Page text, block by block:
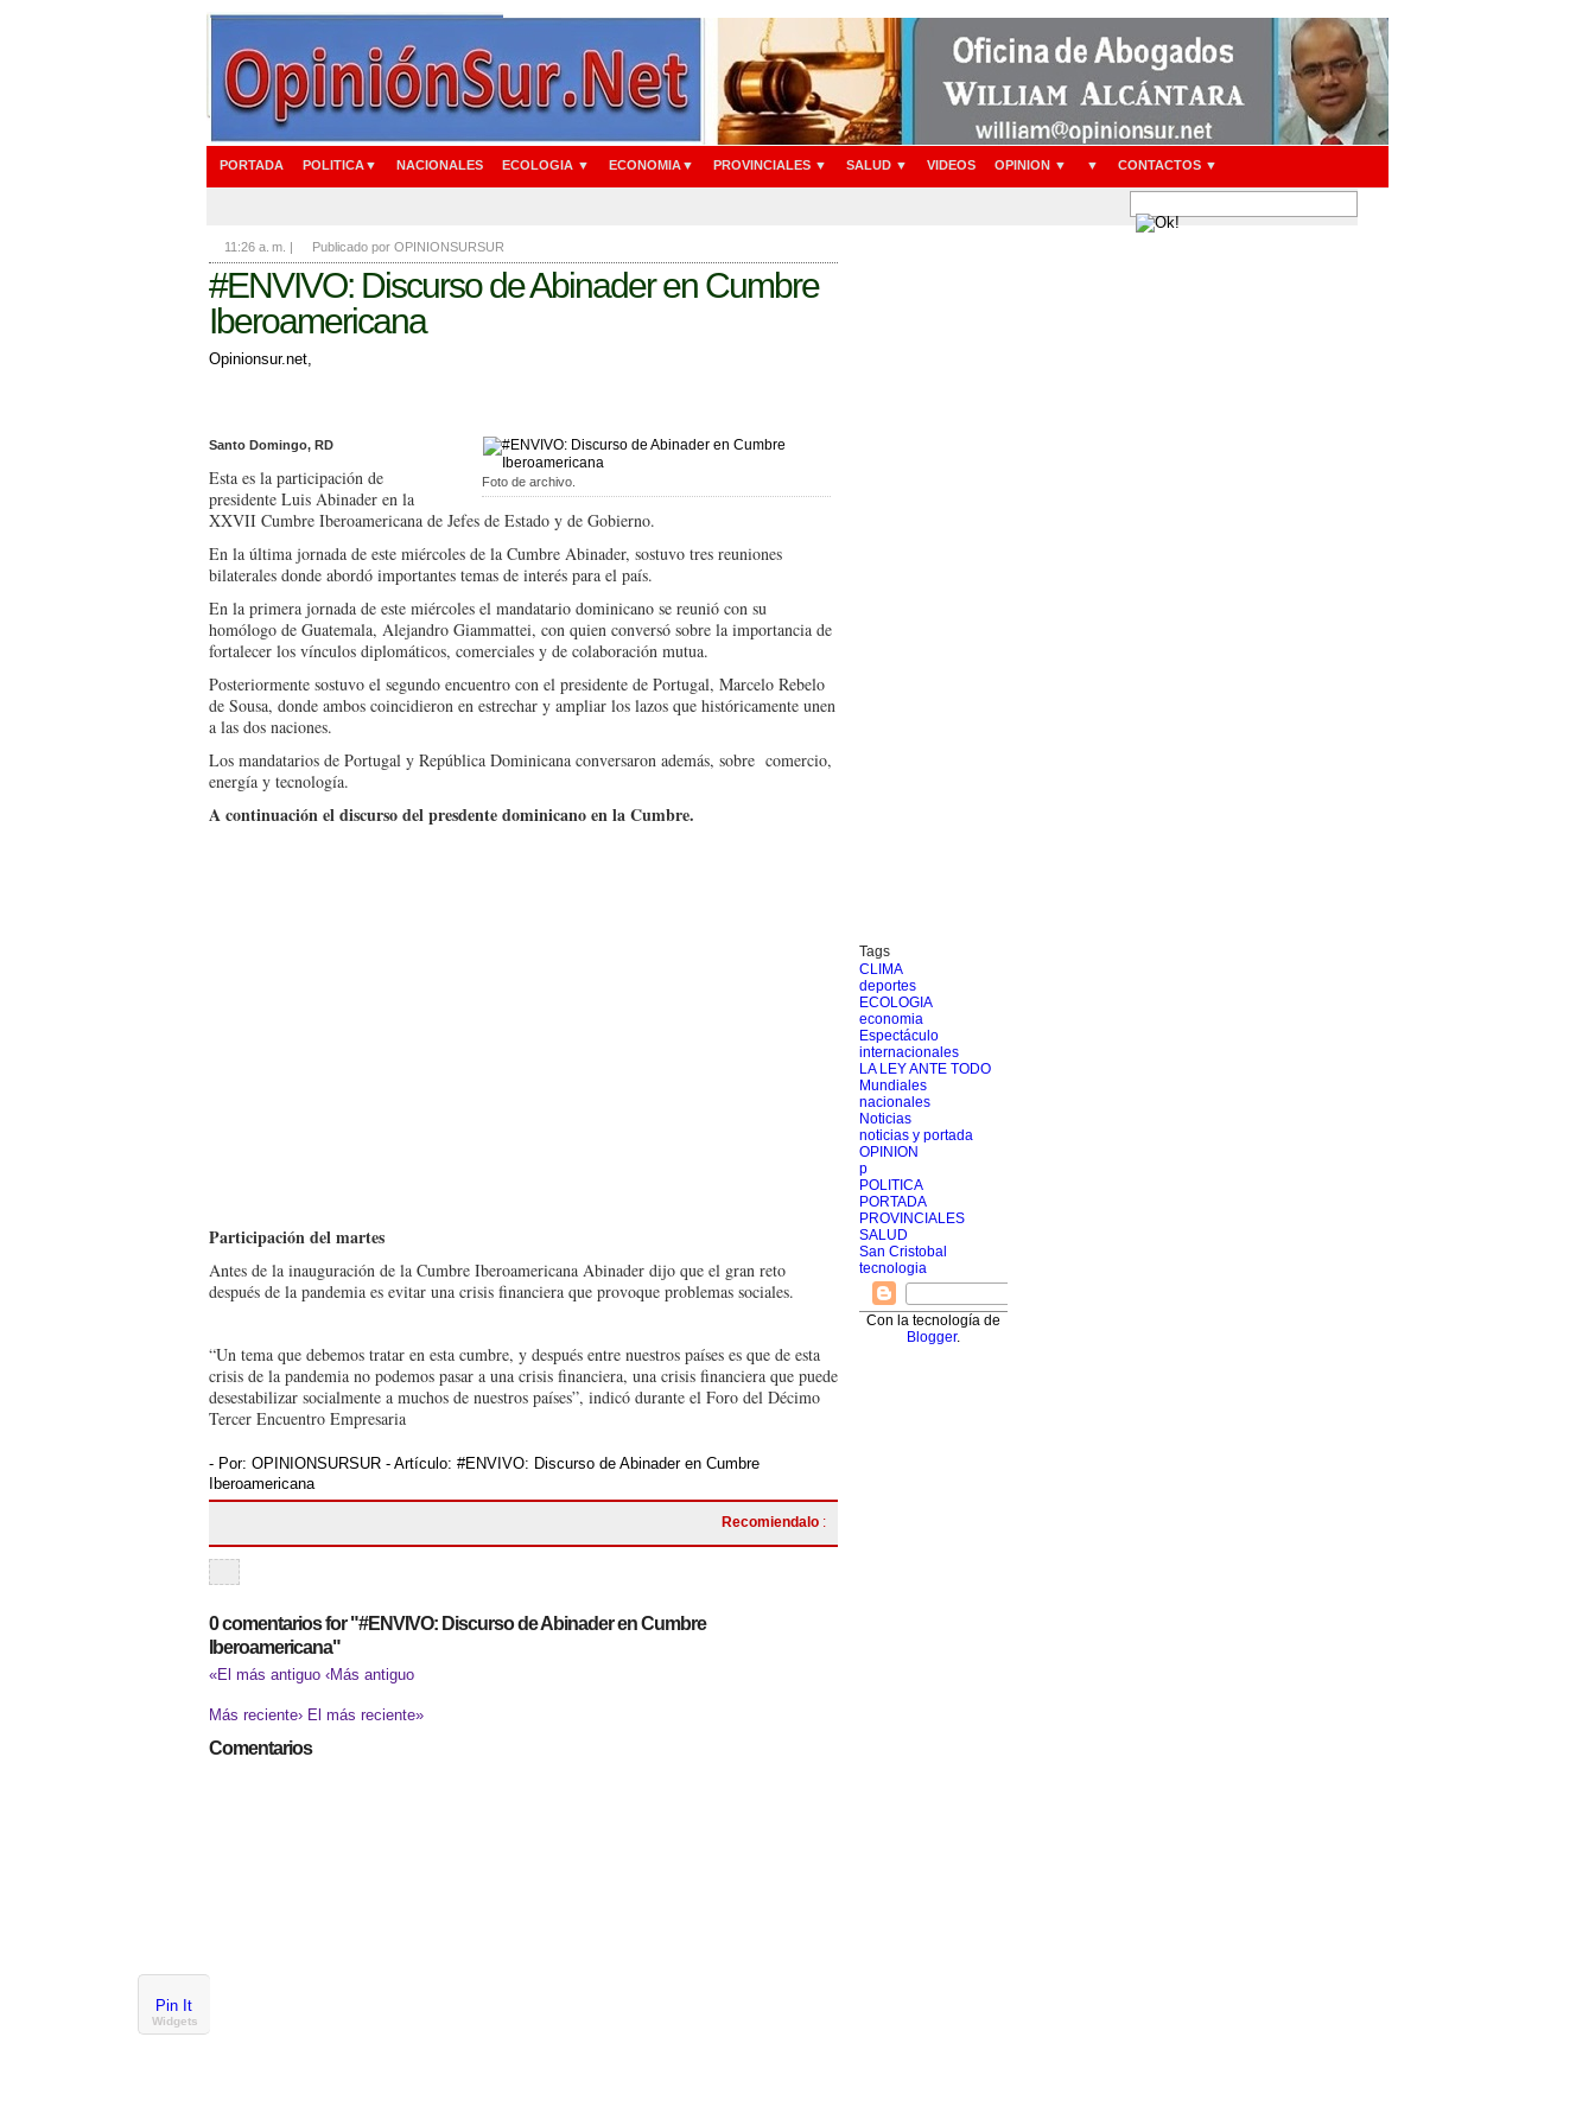
PORTADA POLITICA▼ NACIONALES ECOLOGIA ▼ ECONOMIA▼ PROVINCIALES ▼ SALUD ▼ VIDEOS OPINION ▼ ▼ CONTACTOS ▼
Pin It
Widgets
11:26 a. m. | Publicado por OPINIONSURSUR
#ENVIVO: Discurso de Abinader en Cumbre
Iberoamericana
Opinionsur.net,
Foto de archivo.
Santo Domingo, RD
Esta es la participación de
presidente Luis Abinader en la
XXVII Cumbre Iberoamericana de Jefes de Estado y de Gobierno.
En la última jornada de este miércoles de la Cumbre Abinader, sostuvo tres reuniones
bilaterales donde abordó importantes temas de interés para el país.
En la primera jornada de este miércoles el mandatario dominicano se reunió con su
homólogo de Guatemala, Alejandro Giammattei, con quien conversó sobre la importancia de
fortalecer los vínculos diplomáticos, comerciales y de colaboración mutua.
Posteriormente sostuvo el segundo encuentro con el presidente de Portugal, Marcelo Rebelo
de Sousa, donde ambos coincidieron en estrechar y ampliar los lazos que históricamente unen
a las dos naciones.
Los mandatarios de Portugal y República Dominicana conversaron además, sobre comercio,
energía y tecnología.
A continuación el discurso del presdente dominicano en la Cumbre.
Participación del martes
Antes de la inauguración de la Cumbre Iberoamericana Abinader dijo que el gran reto
después de la pandemia es evitar una crisis financiera que provoque problemas sociales.
“Un tema que debemos tratar en esta cumbre, y después entre nuestros países es que de esta
crisis de la pandemia no podemos pasar a una crisis financiera, una crisis financiera que puede
desestabilizar socialmente a muchos de nuestros países”, indicó durante el Foro del Décimo
Tercer Encuentro Empresaria
- Por: OPINIONSURSUR - Artículo: #ENVIVO: Discurso de Abinader en Cumbre
Iberoamericana
Recomiendalo :
0 comentarios for "#ENVIVO: Discurso de Abinader en Cumbre
Iberoamericana"
«El más antiguo ‹Más antiguo
Más reciente› El más reciente»
Comentarios
Tags
CLIMA
deportes
ECOLOGIA
economia
Espectáculo
internacionales
LA LEY ANTE TODO
Mundiales
nacionales
Noticias
noticias y portada
OPINION
p
POLITICA
PORTADA
PROVINCIALES
SALUD
San Cristobal
tecnologia
Con la tecnología de
Blogger.